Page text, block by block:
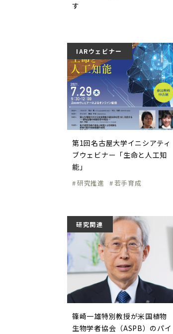
す
IARウェビナー
第1回名古屋大学イニシアティ
ブウェビナー「生命と人工知
能」
研究推進 若手育成
研究関連
篠崎一雄特別教授が米国植物
生物学者協会（ASPB）のパイ